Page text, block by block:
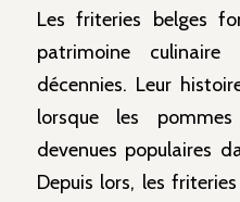
Les friteries belges
patrimoine
décennies. Leur
lorsque les
devenues populaires
Depuis lors, les